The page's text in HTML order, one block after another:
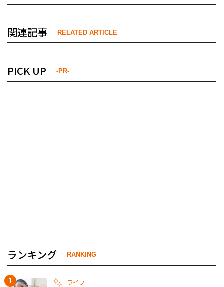
関連記事 RELATED ARTICLE
PICK UP -PR-
ランキング RANKING
ライフ